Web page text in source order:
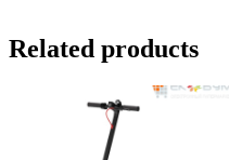
Related products